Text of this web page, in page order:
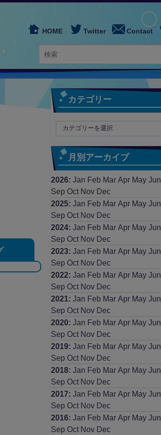
HOME Twitter Contact
カテゴリー
月別アーカイブ
2026: Jan Feb Mar Apr May Jun
Sep Oct Nov Dec
2025: Jan Feb Mar Apr May Jun
Sep Oct Nov Dec
2024: Jan Feb Mar Apr May Jun
Sep Oct Nov Dec
2023: Jan Feb Mar Apr May Jun
Sep Oct Nov Dec
2022: Jan Feb Mar Apr May Jun
Sep Oct Nov Dec
2021 : Jan Feb Mar Apr May Jun
Sep Oct Nov Dec
2020: Jan Feb Mar Apr May Jun
Sep Oct Nov Dec
2019: Jan Feb Mar Apr May Jun
Sep Oct Nov Dec
2018: Jan Feb Mar Apr May Jun
Sep Oct Nov Dec
2017: Jan Feb Mar Apr May Jun
Sep Oct Nov Dec
2016: Jan Feb Mar Apr May Jun
Sep Oct Nov Dec